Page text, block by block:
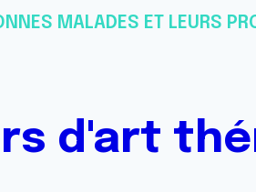
MALADES ET LEURS
d'art